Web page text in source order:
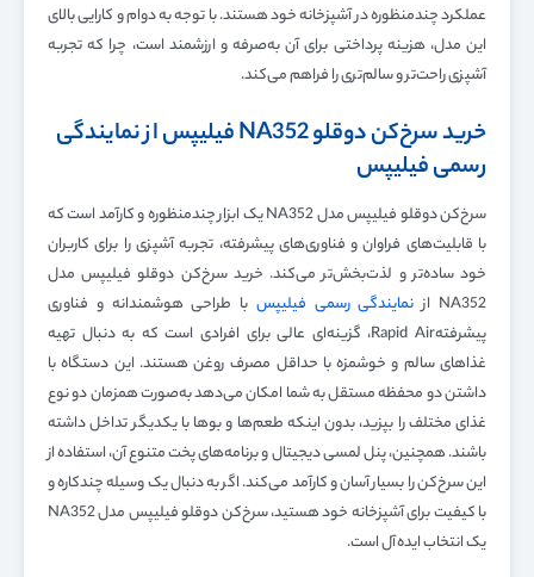
عملکرد چندمنظوره در آشپزخانه خود هستند. با توجه به دوام و کارایی بالای
این مدل، هزینه پرداختی برای آن به‌صرفه و ارزشمند است، چرا که تجربه
آشپزی راحت‌تر و سالم‌تری را فراهم می‌کند.
خرید سرخ‌کن دوقلو NA352 فیلیپس از نمایندگی
رسمی فیلیپس
سرخ‌کن دوقلو فیلیپس مدل NA352 یک ابزار چندمنظوره و کارآمد است که
با قابلیت‌های فراوان و فناوری‌های پیشرفته، تجربه آشپزی را برای کاربران
خود ساده‌تر و لذت‌بخش‌تر می‌کند. خرید سرخ‌کن دوقلو فیلیپس مدل
NA352 از
نمایندگی رسمی فیلیپس با طراحی هوشمندانه و فناوری
پیشرفتهRapid Air، گزینه‌ای عالی برای افرادی است که به دنبال تهیه
غذاهای سالم و خوشمزه با حداقل مصرف روغن هستند. این دستگاه با
داشتن دو محفظه مستقل به شما امکان می‌دهد به‌صورت همزمان دو نوع
غذای مختلف را بپزید، بدون اینکه طعم‌ها و بوها با یکدیگر تداخل داشته
باشند. همچنین، پنل لمسی دیجیتال و برنامه‌های پخت متنوع آن، استفاده از
این سرخ‌کن را بسیار آسان و کارآمد می‌کند. اگر به دنبال یک وسیله چندکاره و
با کیفیت برای آشپزخانه خود هستید، سرخ‌کن دوقلو فیلیپس مدل NA352
یک انتخاب ایده‌آل است.